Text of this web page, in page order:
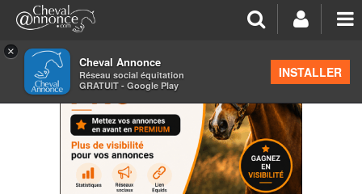
×
Cheval Annonce
Réseau social équitation
GRATUIT - Google Play
INSTALLER